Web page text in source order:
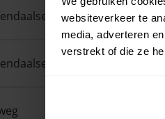
websiteverkeer te
media, adverteren
verstrekt of die ze
386